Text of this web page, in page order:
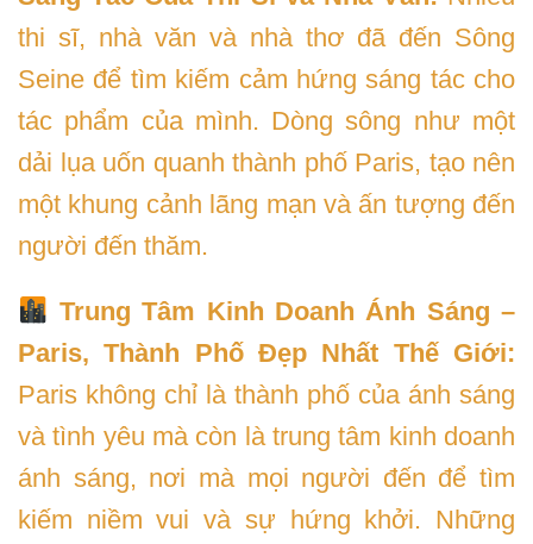
thi sĩ, nhà văn và nhà thơ đã đến Sông
Seine để tìm kiếm cảm hứng sáng tác cho
tác phẩm của mình. Dòng sông như một
dải lụa uốn quanh thành phố Paris, tạo nên
một khung cảnh lãng mạn và ấn tượng đến
người đến thăm.
Trung Tâm Kinh Doanh Ánh Sáng –
Paris, Thành Phố Đẹp Nhất Thế Giới:
Paris không chỉ là thành phố của ánh sáng
và tình yêu mà còn là trung tâm kinh doanh
ánh sáng, nơi mà mọi người đến để tìm
kiếm niềm vui và sự hứng khởi. Những